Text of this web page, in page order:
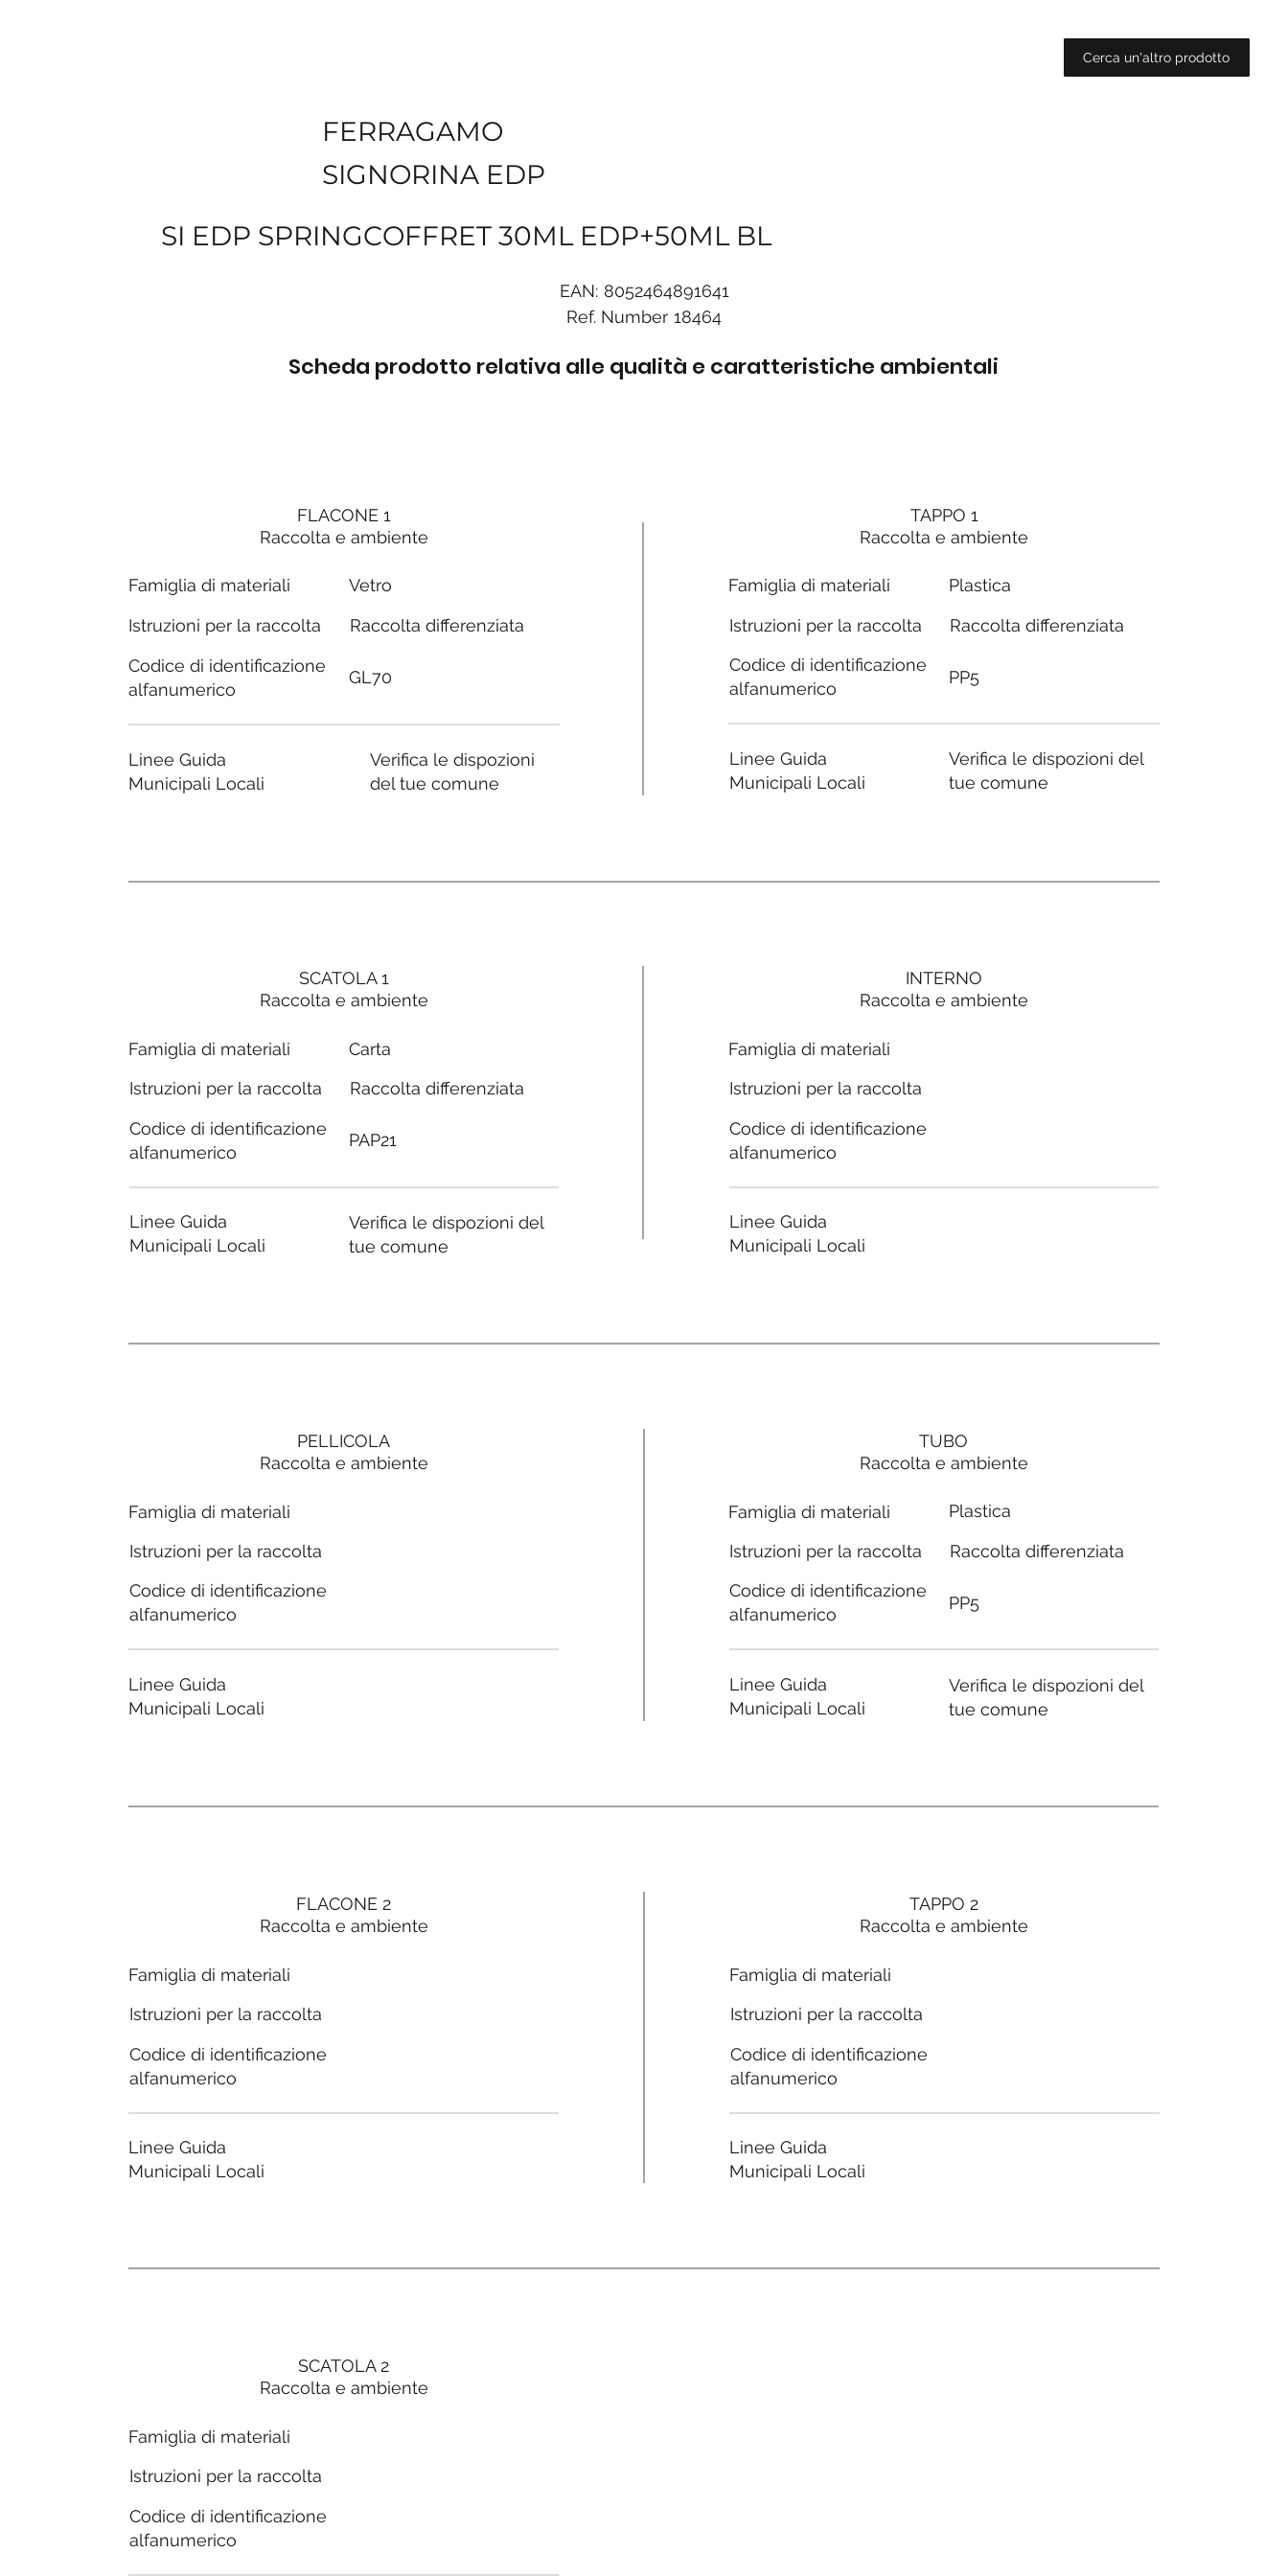
Cerca un'altro prodotto
FERRAGAMO
SIGNORINA EDP
SI EDP SPRINGCOFFRET 30ML EDP+50ML BL
EAN: 8052464891641
Ref. Number 18464
Scheda prodotto relativa alle qualità e caratteristiche ambientali
FLACONE 1
Raccolta e ambiente
Famiglia di materiali
Istruzioni per la raccolta
Codice di identificazione
alfanumerico
Linee Guida
Municipali Locali
Vetro
Raccolta differenziata
GL70
Verifica le dispozioni
del tue comune
SCATOLA 1
Raccolta e ambiente
Famiglia di materiali
Istruzioni per la raccolta
Codice di identificazione
alfanumerico
Linee Guida
Municipali Locali
Carta
Raccolta differenziata
PAP21
Verifica le dispozioni del
tue comune
PELLICOLA
Raccolta e ambiente
Famiglia di materiali
Istruzioni per la raccolta
Codice di identificazione
alfanumerico
Linee Guida
Municipali Locali
FLACONE 2
Raccolta e ambiente
Famiglia di materiali
Istruzioni per la raccolta
Codice di identificazione
alfanumerico
Linee Guida
Municipali Locali
SCATOLA 2
Raccolta e ambiente
Famiglia di materiali
Istruzioni per la raccolta
Codice di identificazione
alfanumerico
TAPPO 1
Raccolta e ambiente
Famiglia di materiali
Istruzioni per la raccolta
Codice di identificazione
alfanumerico
Linee Guida
Municipali Locali
Plastica
Raccolta differenziata
PP5
Verifica le dispozioni del
tue comune
INTERNO
Raccolta e ambiente
Famiglia di materiali
Istruzioni per la raccolta
Codice di identificazione
alfanumerico
Linee Guida
Municipali Locali
TUBO
Raccolta e ambiente
Famiglia di materiali
Istruzioni per la raccolta
Codice di identificazione
alfanumerico
Linee Guida
Municipali Locali
Plastica
Raccolta differenziata
PP5
Verifica le dispozioni del
tue comune
TAPPO 2
Raccolta e ambiente
Famiglia di materiali
Istruzioni per la raccolta
Codice di identificazione
alfanumerico
Linee Guida
Municipali Locali